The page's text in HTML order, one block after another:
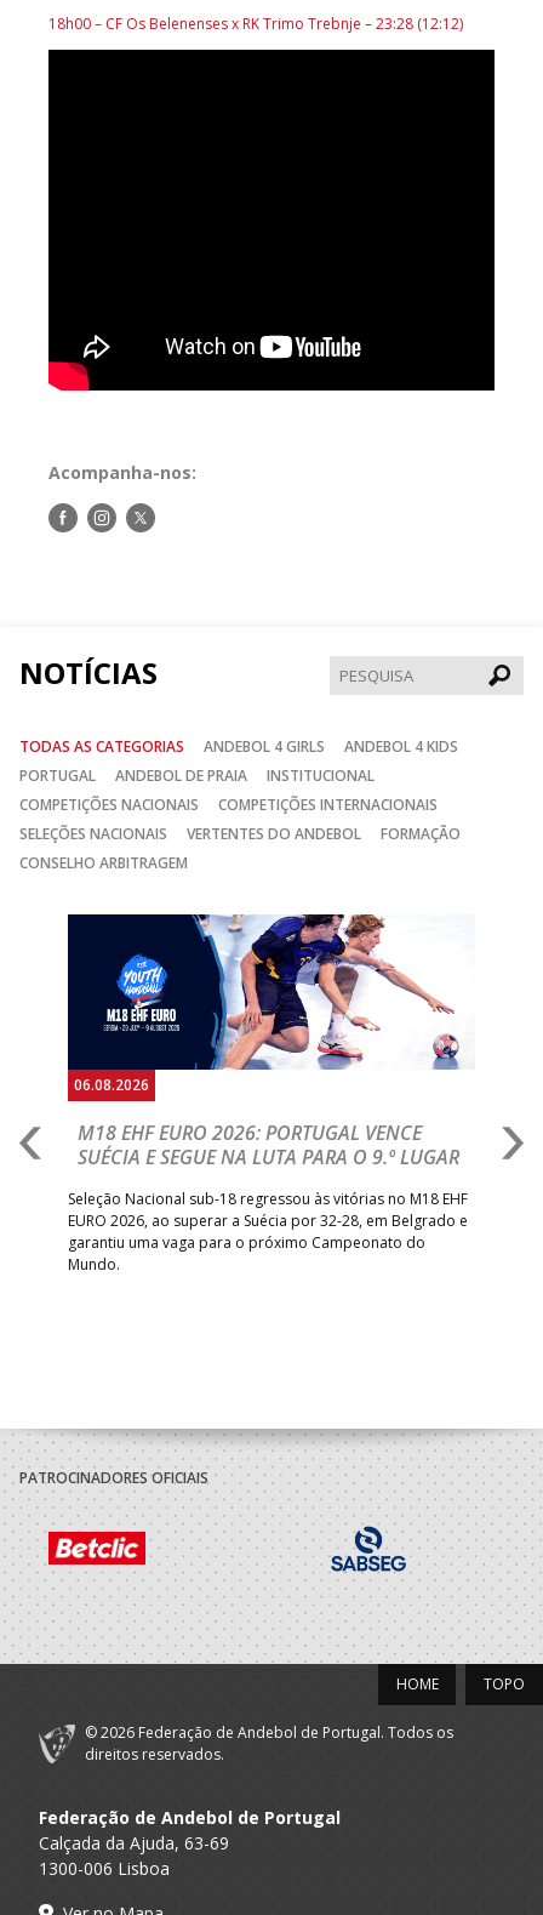
18h00 – CF Os Belenenses x RK Trimo Trebnje – 23:28 (12:12)
Acompanha-nos:
Siga-Siga-Siga-
NOTÍCIAS
TODAS AS CATEGORIAS ANDEBOL 4 GIRLS
ANDEBOL 4 KIDS
PORTUGAL
ANDEBOL DE PRAIA
INSTITUCIONAL
COMPETIÇÕES NACIONAIS
COMPETIÇÕES INTERNACIONAIS
SELEÇÕES NACIONAIS
VERTENTES DO ANDEBOL
FORMAÇÃO
CONSELHO ARBITRAGEM
06.08.2026
M18 EHF EURO 2026: PORTUGAL VENCE
SUÉCIA E SEGUE NA LUTA PARA O 9.º LUGAR
Seleção Nacional sub-18 regressou às vitórias no M18 EHF
EURO 2026, ao superar a Suécia por 32-28, em Belgrado e
garantiu uma vaga para o próximo Campeonato do
Mundo.
PATROCINADORES OFICIAIS
TOPO
HOME
© 2026 Federação de Andebol de Portugal. Todos os
direitos reservados.
Federação de Andebol de Portugal
Calçada da Ajuda, 63-69
1300-006 Lisboa